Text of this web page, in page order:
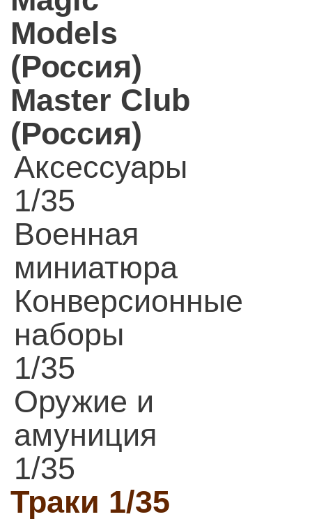
Models
(Россия)
Master Club
(Россия)
Аксессуары
1/35
Военная
миниатюра
Конверсионные
наборы
1/35
Оружие и
амуниция
1/35
Траки 1/35